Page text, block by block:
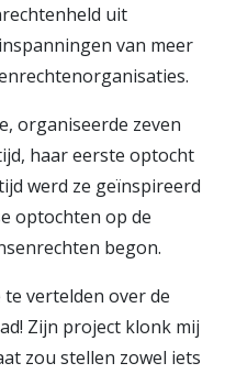
uit
van meer
organiseerde zeven
haar eerste optocht
werd ze geïnspireerd
optochten op de
begon.
vertelden over de
Zijn project klonk mij
zou stellen zowel iets